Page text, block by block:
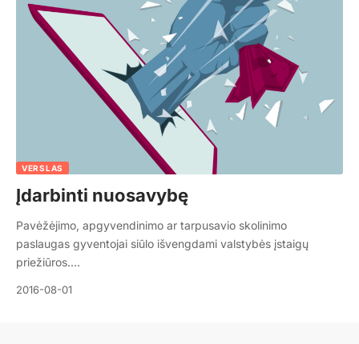
VERSLAS
Įdarbinti nuosavybę
Pavėžėjimo, apgyvendinimo ar tarpusavio skolinimo
paslaugas gyventojai siūlo išvengdami valstybės įstaigų
priežiūros.…
2016-08-01